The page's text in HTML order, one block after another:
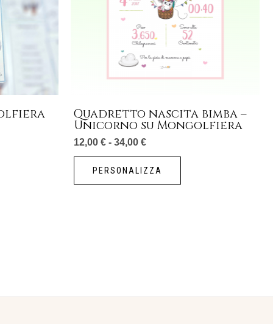
Quadretto nascita bimba –
Unicorno su Mongolfiera
12,00 € - 34,00 €
PERSONALIZZA
opzioni
possono
essere
scelte
del